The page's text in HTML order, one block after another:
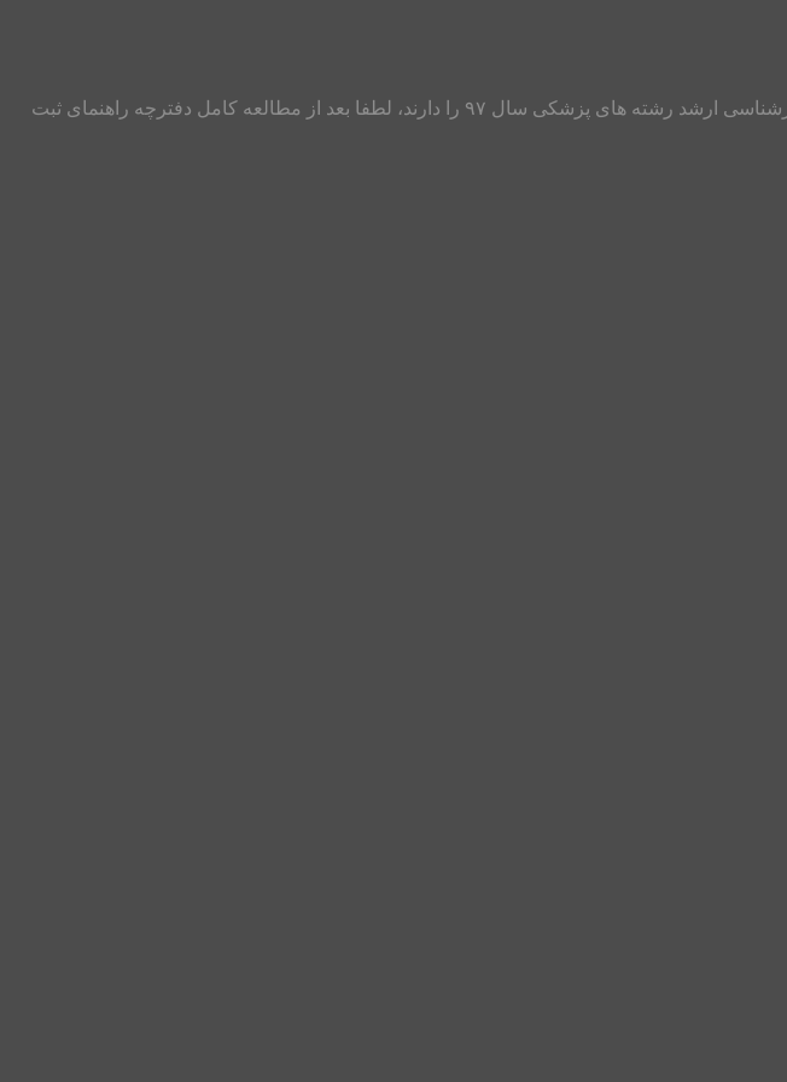
عرض سلام و احترام خدمت عزیزان علاقمند به رشته های پزشکی داوطلبانی که قصد ثبت نام در آزمون کارشناسی ارشد رشته های پزشکی سال ۹۷ را دارند، لطفا بعد از مطالعه کامل دفترچه راهنمای ثبت